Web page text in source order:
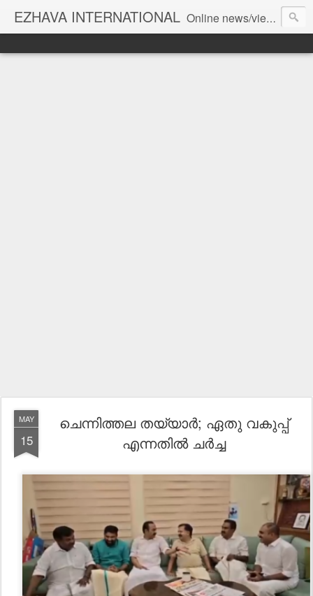
EZHAVA INTERNATIONAL Online news/views JOURNAL... Connecting the community worldwide Editorial Director: Prem Chandran
MAY
15
ചെന്നിത്തല തയ്യാർ; ഏതു വകുപ്പ്
എന്നതിൽ ചർച്ച